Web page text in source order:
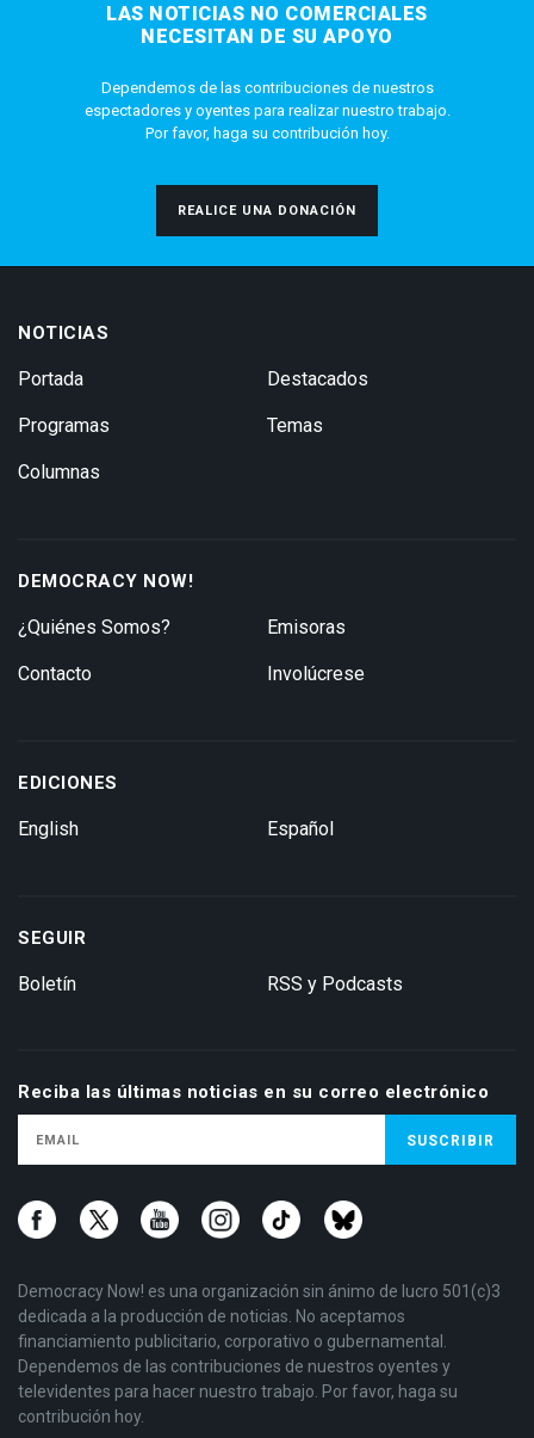
LAS NOTICIAS NO COMERCIALES
NECESITAN DE SU APOYO
Dependemos de las contribuciones de nuestros
espectadores y oyentes para realizar nuestro trabajo.
Por favor, haga su contribución hoy.
REALICE UNA DONACIÓN
NOTICIAS
Portada
Programas
Columnas
Destacados
Temas
DEMOCRACY NOW!
¿Quiénes Somos?
Contacto
Emisoras
Involúcrese
EDICIONES
English Español
SEGUIR
Boletín RSS y Podcasts
Reciba las últimas noticias en su correo electrónico
Democracy Now! es una organización sin ánimo de lucro 501(c)3
dedicada a la producción de noticias. No aceptamos
financiamiento publicitario, corporativo o gubernamental.
Dependemos de las contribuciones de nuestros oyentes y
televidentes para hacer nuestro trabajo. Por favor, haga su
contribución hoy.